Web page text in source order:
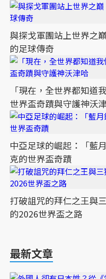
與探戈軍團站上世界之
的足球傳奇
「現在，全世界都知道
世界盃奇蹟與守護神沃
中亞足球的崛起：「藍
克的世界盃奇蹟
打破詛咒的拜仁之王與
的2026世界盃之路
最新文章